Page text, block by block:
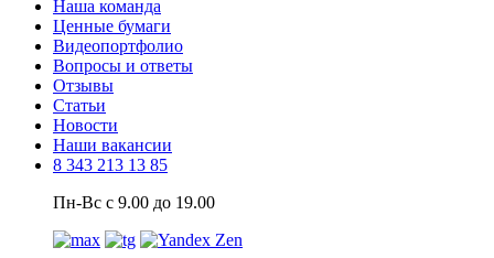
Наша команда
Ценные бумаги
Видеопортфолио
Вопросы и ответы
Отзывы
Статьи
Новости
Наши вакансии
8 343 213 13 85
Пн-Вс с 9.00 до 19.00